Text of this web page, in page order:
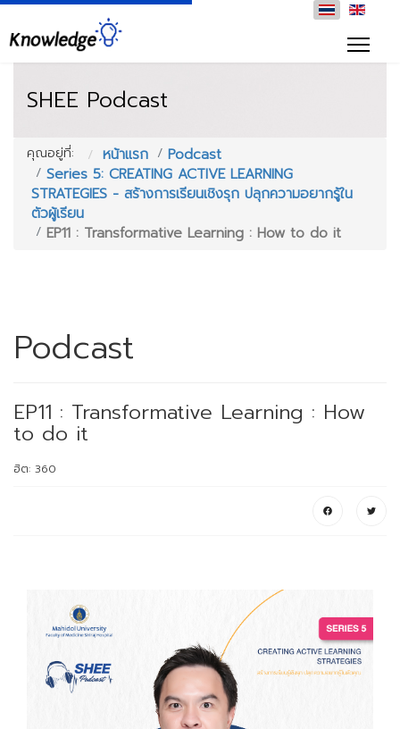
SHEE Podcast
คุณอยู่ที่: หน้าแรก
Podcast
Series 5: CREATING ACTIVE LEARNING
STRATEGIES - สร้างการเรียนเชิงรุก ปลุกความอยากรู้ใน
ตัวผู้เรียน
EP11 : Transformative Learning : How to do it
Podcast
EP11 : Transformative Learning : How
to do it
ฮิต: 360